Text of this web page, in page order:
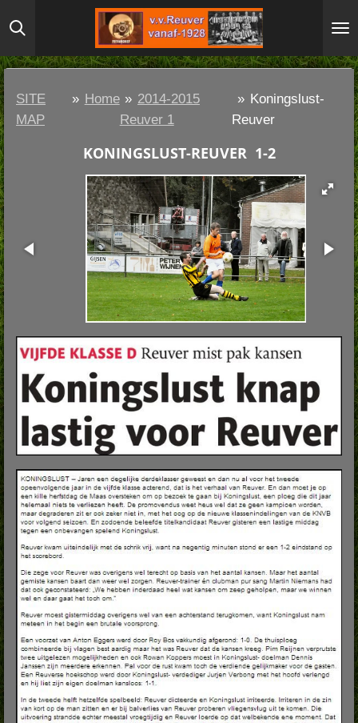
Ga
direct
naar
hoofdinhoud
SITE
MAP
» Home » 2014-2015
Reuver 1
» Koningslust-
Reuver
KONINGSLUST-REUVER 1-2